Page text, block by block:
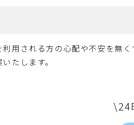
用される方の心配や不安を無
たします。
\24